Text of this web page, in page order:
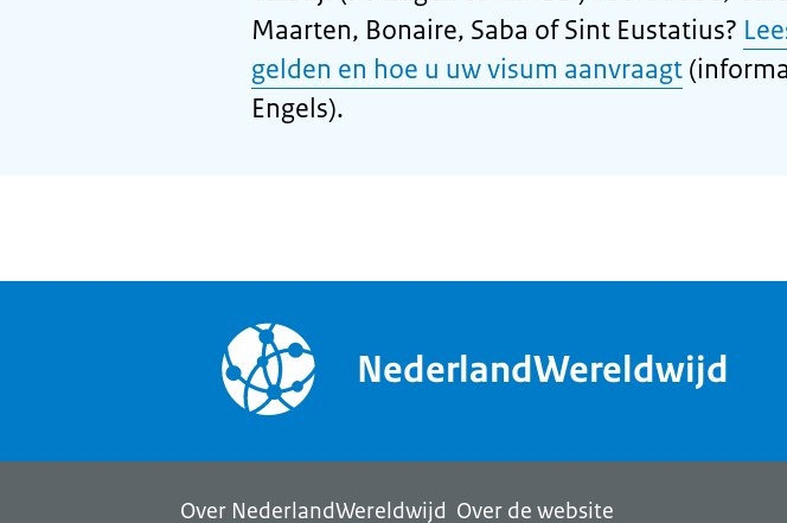
Maarten, Bonaire, Saba of Sint Eustatius?
gelden en hoe u uw visum aanvraagt
Engels).
NederlandWereldwijd
Over NederlandWereldwijd Over de website